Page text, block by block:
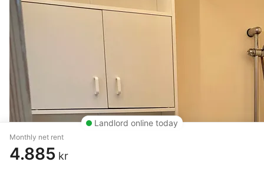
Landlord online today
Monthly net rent
4.885 kr